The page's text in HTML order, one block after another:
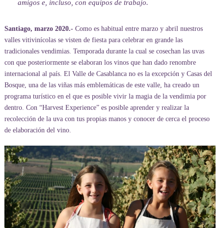
amigos e, incluso, con equipos de trabajo.
Santiago, marzo 2020.-Como es habitual entre marzo y abril nuestros
valles vitivinícolas se visten de fiesta para celebrar en grande las
tradicionales vendimias. Temporada durante la cual se cosechan las uvas
con que posteriormente se elaboran los vinos que han dado renombre
internacional al país. El Valle de Casablanca no es la excepción y Casas del
Bosque, una de las viñas más emblemáticas de este valle, ha creado un
programa turístico en el que es posible vivir la magia de la vendimia por
dentro. Con “Harvest Experience” es posible aprender y realizar la
recolección de la uva con tus propias manos y conocer de cerca el proceso
de elaboración del vino.